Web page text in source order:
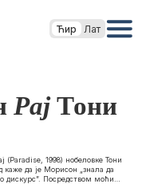
Ћир Лат
РајТони
(Paradise, 1998) нобеловке Тони
да је Морисон „знала да
дискурс”. Посредством моћи…